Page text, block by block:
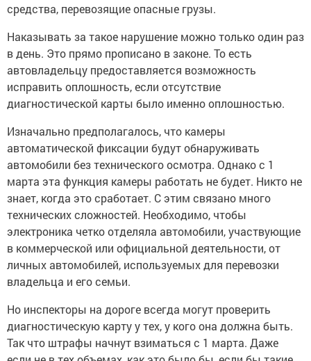
средства, перевозящие опасные грузы.
Наказывать за такое нарушение можно только один раз
в день. Это прямо прописано в законе. То есть
автовладельцу предоставляется возможность
исправить оплошность, если отсутствие
диагностической карты было именно оплошностью.
Изначально предполагалось, что камеры
автоматической фиксации будут обнаруживать
автомобили без технического осмотра. Однако с 1
марта эта функция камеры работать не будет. Никто не
знает, когда это сработает. С этим связано много
технических сложностей. Необходимо, чтобы
электроника четко отделяла автомобили, участвующие
в коммерческой или официальной деятельности, от
личных автомобилей, используемых для перевозки
владельца и его семьи.
Но инспекторы на дороге всегда могут проверить
диагностическую карту у тех, у кого она должна быть.
Так что штрафы начнут взиматься с 1 марта. Даже